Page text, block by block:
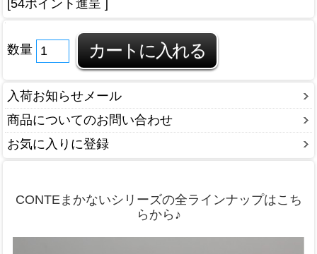
[54ポイント進呈 ]
数量
入荷お知らせメール
商品についてのお問い合わせ
お気に入りに登録
CONTEまかないシリーズの全ラインナップはこち
らから♪